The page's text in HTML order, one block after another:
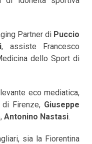
Partner di Puccio
, assiste Francesco
dello Sport di
eco mediatica,
Firenze, Giuseppe
Antonino Nastasi.
sia la Fiorentina